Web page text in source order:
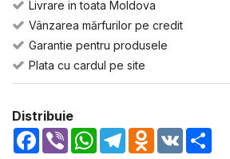
Livrare in toata Moldova
Vânzarea mărfurilor pe credit
Garantie pentru produsele
Plata cu cardul pe site
Distribuie
Facebook
Viber WhatsApp
TelegramOdnoklassniki
VK